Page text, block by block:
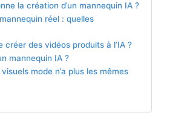
la création d’un mannequin IA ?
réel : quelles
créer des vidéos produits à l’IA ?
mannequin IA ?
mode n’a plus les mêmes